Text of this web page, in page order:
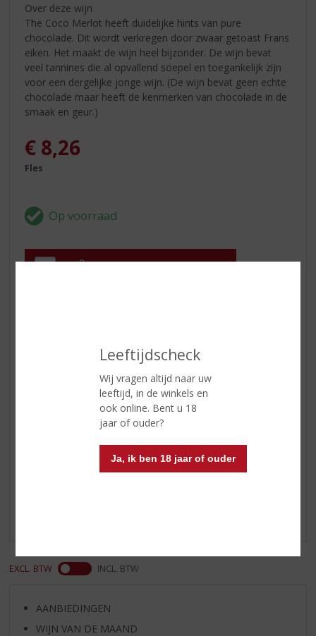
Leeftijdscheck
Wij vragen altijd naar uw
leeftijd, in de winkels en
ook online. Bent u 18
jaar of ouder?
Ja, ik ben 18 jaar of ouder
Over deze wijn
The Coco Merlot heeft duidelijke hints van pure
chocolade. Dit wordt verkregen door zwaar getoast Frans
eiken. Het maakt de wijn heel bijzonder. De wijn bevat
veel tannines die al opvallend soepel en toegankelijk zijn
voor een dergelijke jonge wijn. (De wijn bevat geen echte
chocolade maar heeft de kenmerken van chocolade in de
smaak en geur.)
€ 8,26
Fles
Land van Herkomst
Zuid-Afrika
75 CL
Alcoholpercentage
14.5% vol
Reviews
EXCL. BTW INCL. BTW
AANBIEDINGEN
WIJN VAN DE MAAND